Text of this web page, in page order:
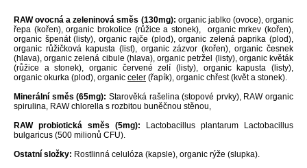
RAW ovocná a zeleninová směs (130mg): organic jablko (ovoce), organic
řepa (kořen), organic brokolice (růžice a stonek), organic mrkev (kořen),
organic špenát (listy), organic rajče (plod), organic zelená paprika (plod),
organic růžičková kapusta (list), organic zázvor (kořen), organic česnek
(hlava), organic zelená cibule (hlava), organic petržel (listy), organic květák
(růžice a stonek), organic červené zelí (listy), organic kapusta (listy),
organic okurka (plod), organic celer (řapík), organic chřest (květ a stonek).
Minerální směs (65mg): Starověká rašelina (stopové prvky), RAW organic
spirulina, RAW chlorella s rozbitou buněčnou stěnou,
RAW probiotická směs (5mg): Lactobacillus plantarum Lactobacillus
bulgaricus (500 milionů CFU).
Ostatní složky: Rostlinná celulóza (kapsle), organic rýže (slupka).